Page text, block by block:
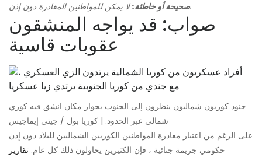
صحيحة أو خاطئة:لا يمكن للمواطنين المغادرة دون إذن.
صواب: قد يواجه المنشقون
عقوبات قاسية
جنود كوريون شماليون ينظرون إلى الجنوب بجوار مكان انشق فيه كوري
شمالي عبر الحدود. | كوريا بول / جيتي إيماجيس
على الرغم من اعتبار مغادرة المواطنين الكوريين الشماليين للبلاد دون إذن
حكومي جريمة جنائية ، فإن الكثيرين يحاولون ذلك كل عام. تقارير